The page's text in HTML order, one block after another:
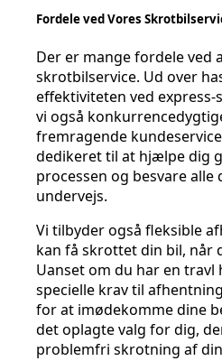
Fordele ved Vores
Der er mange fordele ved
skrotbilservice. Ud over
effektiviteten ved
vi også
fremragende
dedikeret til at hjælpe dig
processen og besvare alle
undervejs.
Vi tilbyder også fleksible
kan få skrottet din bil, når
Uanset om du har en travl
specielle krav til
for at imødekomme dine
det oplagte valg for dig,
problemfri skrotning af